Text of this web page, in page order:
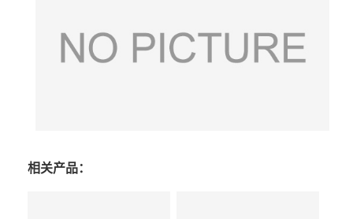
相关产品：